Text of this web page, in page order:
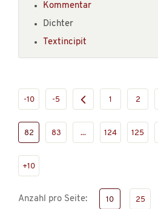
Kommentar
Dichter
Textincipit
-10 -5 1 2
82 83 ... 124 125
+10
Anzahl pro Seite: 10 25